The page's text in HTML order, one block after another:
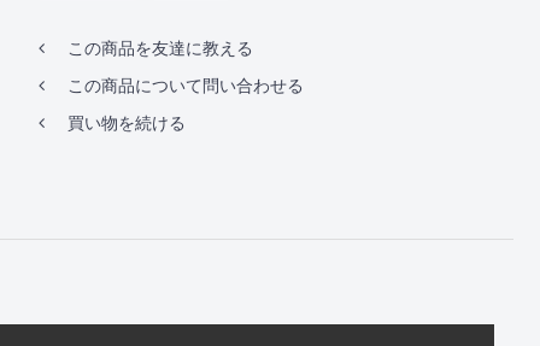
この商品を友達に教える
この商品について問い合わせる
買い物を続ける